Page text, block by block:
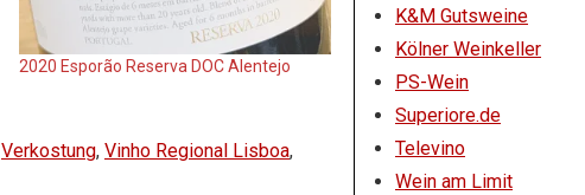
2020 Esporão Reserva DOC Alentejo
Verkostung, Vinho Regional Lisboa,
K&M Gutsweine
Kölner Weinkeller
PS-Wein
Superiore.de
Televino
Wein am Limit